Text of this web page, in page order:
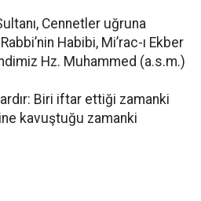
Cennetler uğruna
Habibi, Mi’rac-ı Ekber
Hz. Muhammed (a.s.m.)
Biri iftar ettiği zamanki
kavuştuğu zamanki